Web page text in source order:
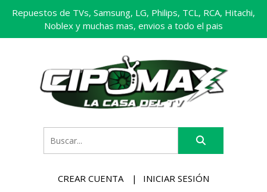
Repuestos de TVs, Samsung, LG, Philips, TCL, RCA, Hitachi,
Noblex y muchas mas, envios a todo el pais
CREAR CUENTA INICIAR SESIÓN